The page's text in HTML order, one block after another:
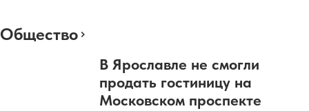
Общество
В Ярославле не смогли
продать гостиницу на
Московском проспекте